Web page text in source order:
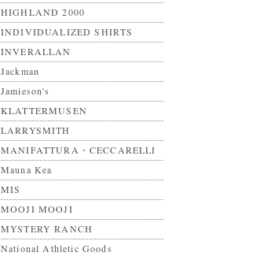
HIGHLAND 2000
INDIVIDUALIZED SHIRTS
INVERALLAN
Jackman
Jamieson's
KLATTERMUSEN
LARRYSMITH
MANIFATTURA・CECCARELLI
Mauna Kea
MIS
MOOJI MOOJI
MYSTERY RANCH
National Athletic Goods